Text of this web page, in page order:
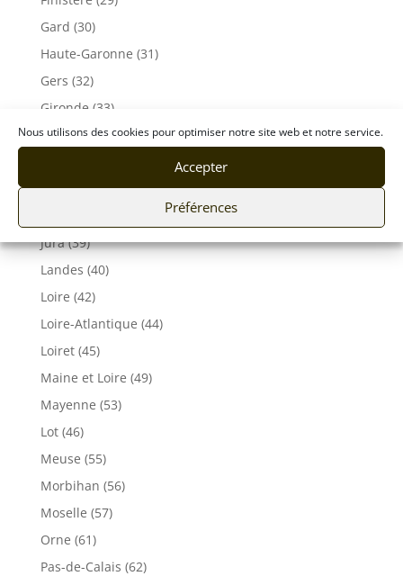
Nous utilisons des cookies pour optimiser notre site web et notre service.
Accepter
Préférences
Gard (30)
Haute-Garonne (31)
Gers (32)
Gironde (33)
Hérault (34)
Indre et Loire (37)
Jura (39)
Landes (40)
Loire (42)
Loire-Atlantique (44)
Loiret (45)
Maine et Loire (49)
Mayenne (53)
Lot (46)
Meuse (55)
Morbihan (56)
Moselle (57)
Orne (61)
Pas-de-Calais (62)